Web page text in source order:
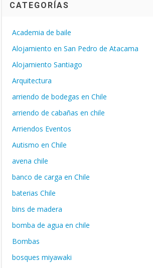
CATEGORÍAS
Academia de baile
Alojamiento en San Pedro de Atacama
Alojamiento Santiago
Arquitectura
arriendo de bodegas en Chile
arriendo de cabañas en chile
Arriendos Eventos
Autismo en Chile
avena chile
banco de carga en Chile
baterias Chile
bins de madera
bomba de agua en chile
Bombas
bosques miyawaki